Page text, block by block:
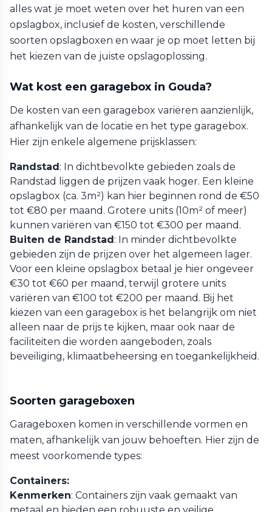
alles wat je moet weten over het huren van een
opslagbox, inclusief de kosten, verschillende
soorten opslagboxen en waar je op moet letten bij
het kiezen van de juiste opslagoplossing.
Wat kost een garagebox in Gouda?
De kosten van een garagebox variëren aanzienlijk,
afhankelijk van de locatie en het type garagebox.
Hier zijn enkele algemene prijsklassen:
Randstad: In dichtbevolkte gebieden zoals de
Randstad liggen de prijzen vaak hoger. Een kleine
opslagbox (ca. 3m²) kan hier beginnen rond de €50
tot €80 per maand. Grotere units (10m² of meer)
kunnen variëren van €150 tot €300 per maand.
Buiten de Randstad: In minder dichtbevolkte
gebieden zijn de prijzen over het algemeen lager.
Voor een kleine opslagbox betaal je hier ongeveer
€30 tot €60 per maand, terwijl grotere units
variëren van €100 tot €200 per maand. Bij het
kiezen van een garagebox is het belangrijk om niet
alleen naar de prijs te kijken, maar ook naar de
faciliteiten die worden aangeboden, zoals
beveiliging, klimaatbeheersing en toegankelijkheid.
Soorten garageboxen
Garageboxen komen in verschillende vormen en
maten, afhankelijk van jouw behoeften. Hier zijn de
meest voorkomende types:
Containers:
Kenmerken: Containers zijn vaak gemaakt van